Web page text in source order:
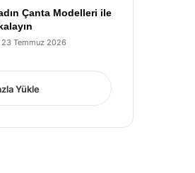
Çanta Modelleri ile
23 Temmuz 2026
Yükle